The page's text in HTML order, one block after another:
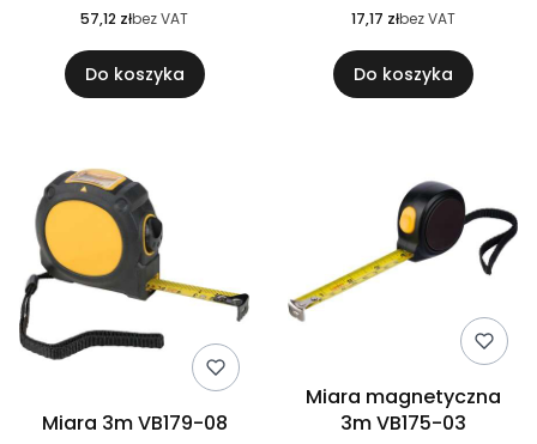
57,12 złbez VAT
Do koszyka
17,17 złbez VAT
Do koszyka
Miara 3m VB179-08
Miara magnetyczna
3m VB175-03